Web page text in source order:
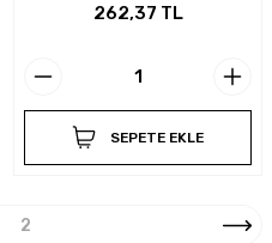
262,37 TL
SEPETE EKLE
2